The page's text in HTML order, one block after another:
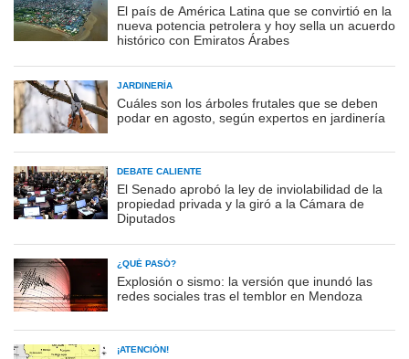
El país de América Latina que se convirtió en la
nueva potencia petrolera y hoy sella un acuerdo
histórico con Emiratos Árabes
JARDINERÍA
Cuáles son los árboles frutales que se deben
podar en agosto, según expertos en jardinería
DEBATE CALIENTE
El Senado aprobó la ley de inviolabilidad de la
propiedad privada y la giró a la Cámara de
Diputados
¿QUÉ PASÓ?
Explosión o sismo: la versión que inundó las
redes sociales tras el temblor en Mendoza
¡ATENCIÓN!